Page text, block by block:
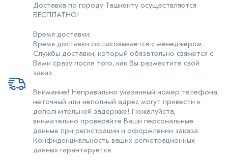
Доставка по городу Ташкенту осуществляется
БЕСПЛАТНО!
Время доставки:
Время доставки согласовывается с менеджером
Службы доставки, который обязательно свяжется с
Вами сразу после того, как Вы разместите свой
заказ.
Внимание! Неправильно указанный номер телефона,
неточный или неполный адрес могут привести к
дополнительной задержке! Пожалуйста,
внимательно проверяйте Ваши персональные
данные при регистрации и оформлении заказа.
Конфиденциальность ваших регистрационных
данных гарантируется.